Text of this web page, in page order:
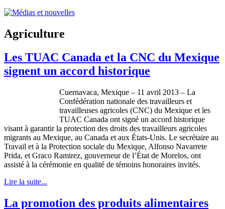
Agriculture
Les TUAC Canada et la CNC du Mexique
signent un accord historique
Cuernavaca, Mexique – 11 avril 2013 – La
Confédération nationale des travailleurs et
travailleuses agricoles (CNC) du Mexique et les
TUAC Canada ont signé un accord historique
visant à garantir la protection des droits des travailleurs agricoles
migrants au Mexique, au Canada et aux États-Unis. Le secrétaire au
Travail et à la Protection sociale du Mexique, Alfonso Navarrete
Prida, et Graco Ramirez, gouverneur de l’État de Morelos, ont
assisté à la cérémonie en qualité de témoins honoraires invités.
Lire la suite...
La promotion des produits alimentaires